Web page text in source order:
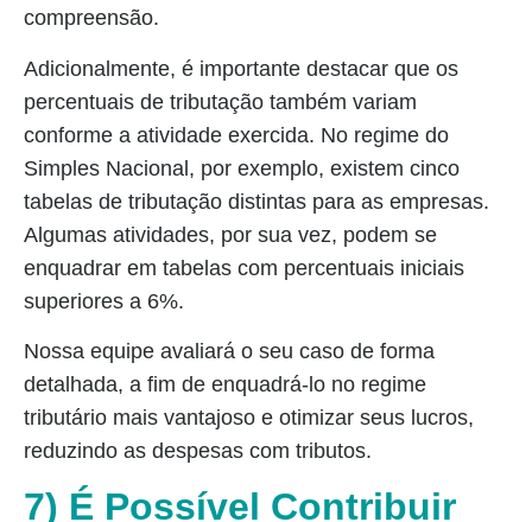
compreensão.
Adicionalmente, é importante destacar que os
percentuais de tributação também variam
conforme a atividade exercida. No regime do
Simples Nacional, por exemplo, existem cinco
tabelas de tributação distintas para as empresas.
Algumas atividades, por sua vez, podem se
enquadrar em tabelas com percentuais iniciais
superiores a 6%.
Nossa equipe avaliará o seu caso de forma
detalhada, a fim de enquadrá-lo no regime
tributário mais vantajoso e otimizar seus lucros,
reduzindo as despesas com tributos.
7) É Possível Contribuir